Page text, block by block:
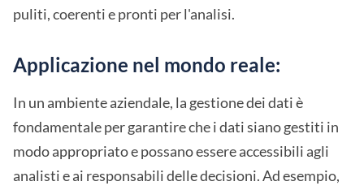
puliti, coerenti e pronti per l'analisi.
Applicazione nel mondo reale:
In un ambiente aziendale, la gestione dei dati è
fondamentale per garantire che i dati siano gestiti in
modo appropriato e possano essere accessibili agli
analisti e ai responsabili delle decisioni. Ad esempio,